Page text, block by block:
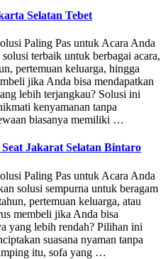
Selatan Tebet
Paling Pas untuk Acara Anda
terbaik untuk berbagai acara,
pertemuan keluarga, hingga
jika Anda bisa mendapatkan
lebih terjangkau? Solusi ini
kenyamanan tanpa
biasanya memiliki …
Jakarat Selatan Bintaro
Paling Pas untuk Acara Anda
solusi sempurna untuk beragam
pertemuan keluarga, atau
membeli jika Anda bisa
yang lebih rendah? Pilihan ini
suasana nyaman tanpa
itu, sofa yang …